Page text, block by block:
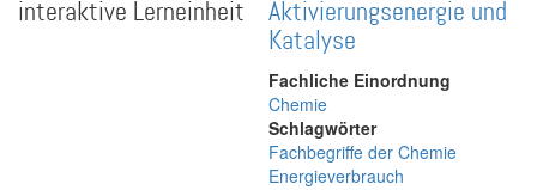
interaktive Lerneinheit
Aktivierungsenergie und
Katalyse
Fachliche Einordnung
Chemie
Schlagwörter
Fachbegriffe der Chemie
Energieverbrauch